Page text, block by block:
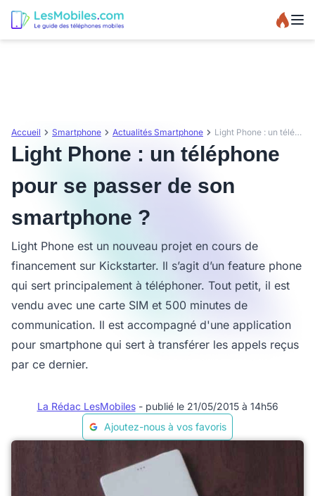
Accueil Smartphone Actualités Smartphone Light Phone : un téléphone pour se passer de son smartphone ?
Light Phone : un téléphone
pour se passer de son
smartphone ?
Light Phone est un nouveau projet en cours de
financement sur Kickstarter. Il s’agit d’un feature phone
qui sert principalement à téléphoner. Tout petit, il est
vendu avec une carte SIM et 500 minutes de
communication. Il est accompagné d'une application
pour smartphone qui sert à transférer les appels reçus
par ce dernier.
La Rédac LesMobiles - publié le 21/05/2015 à 14h56
Ajoutez-nous à vos favoris